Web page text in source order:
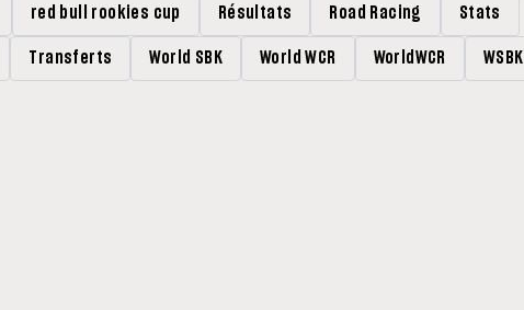
red bull rookies cup Résultats Road Racing Stats
Transferts World SBK World WCR WorldWCR WSBK